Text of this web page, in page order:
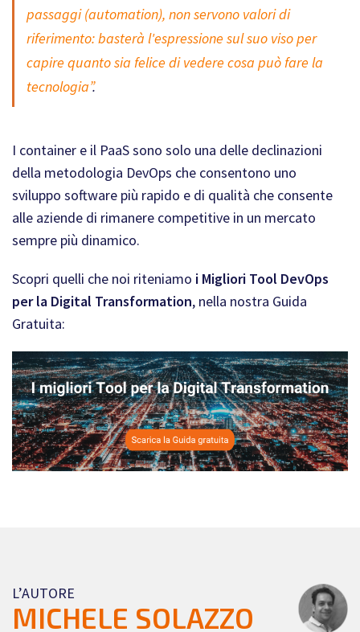
passaggi (automation), non servono valori di
riferimento: basterà l'espressione sul suo viso per
capire quanto sia felice di vedere cosa può fare la
tecnologia”.
I container e il PaaS sono solo una delle declinazioni
della metodologia DevOps che consentono uno
sviluppo software più rapido e di qualità che consente
alle aziende di rimanere competitive in un mercato
sempre più dinamico.
Scopri quelli che noi riteniamo i Migliori Tool DevOps
per la Digital Transformation, nella nostra Guida
Gratuita:
L’AUTORE
MICHELE SOLAZZO